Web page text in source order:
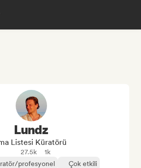
Lundz
Listesi Küratörü
27.5k
1k
profesyonel
Çok etkili